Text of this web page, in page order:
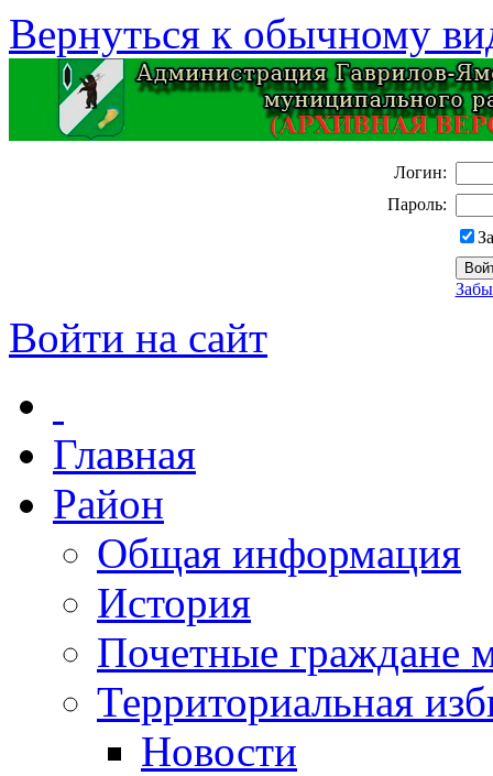
Вернуться к обычному
Логин:
Пароль:
Войти на сайт
Главная
Район
Общая информация
История
Почетные граждане
Территориальная
Новости